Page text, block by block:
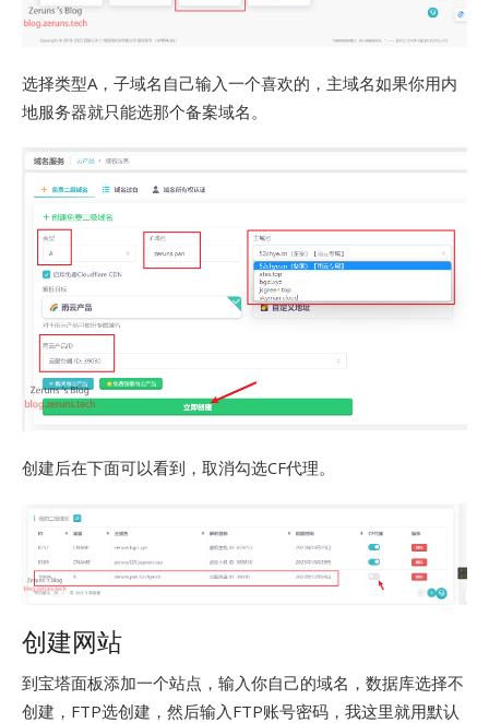
选择类型A，子域名自己输入一个喜欢的，主域名如果你用内
地服务器就只能选那个备案域名。
创建后在下面可以看到，取消勾选CF代理。
创建网站
到宝塔面板添加一个站点，输入你自己的域名，数据库选择不
创建，FTP选创建，然后输入FTP账号密码，我这里就用默认